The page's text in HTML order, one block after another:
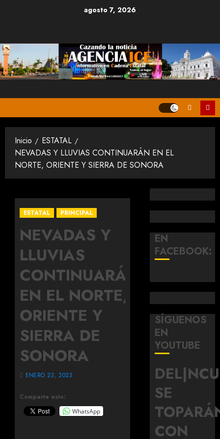
agosto 7, 2026
Inicio
ESTATAL
NEVADAS Y LLUVIAS CONTINUARÁN EN EL
NORTE, ORIENTE Y SIERRA DE SONORA
ESTATAL PRINCIPAL
NEVADAS Y
LLUVIAS
CONTINUARÁN
EN EL NORTE,
ORIENTE Y
SIERRA DE
SONORA
Comparte esto:
WhatsApp
ENERO 23, 2023
EN
FACEBOOK:
SÍGUENOS
EN
YOUTUBE
SE
CON